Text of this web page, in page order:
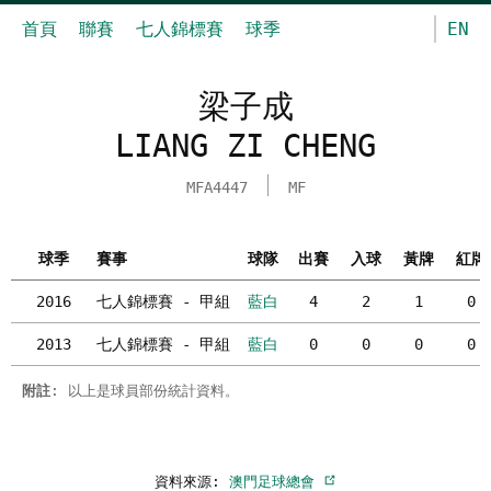
首頁 聯賽 七人錦標賽 球季 EN
梁子成
LIANG ZI CHENG
MFA4447 MF
球季 賽事 球隊 出賽 入球 黃牌 紅牌
2016 七人錦標賽 - 甲組 藍白 4 2 1 0
2013 七人錦標賽 - 甲組 藍白 0 0 0 0
附註 : 以上是球員部份統計資料。
資料來源: 澳門足球總會